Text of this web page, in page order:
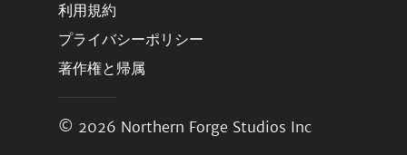
利用規約
プライバシーポリシー
著作権と帰属
© 2026 Northern Forge Studios Inc